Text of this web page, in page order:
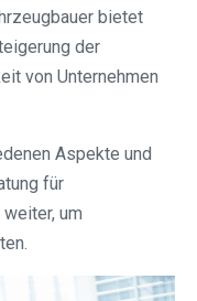
bietet
der
von Unternehmen
Aspekte und
für
um